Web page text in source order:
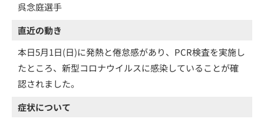
呉念庭選手
直近の動き
本日5月1日(日)に発熱と倦怠感があり、PCR検査を実施し
たところ、新型コロナウイルスに感染していることが確
認されました。
症状について